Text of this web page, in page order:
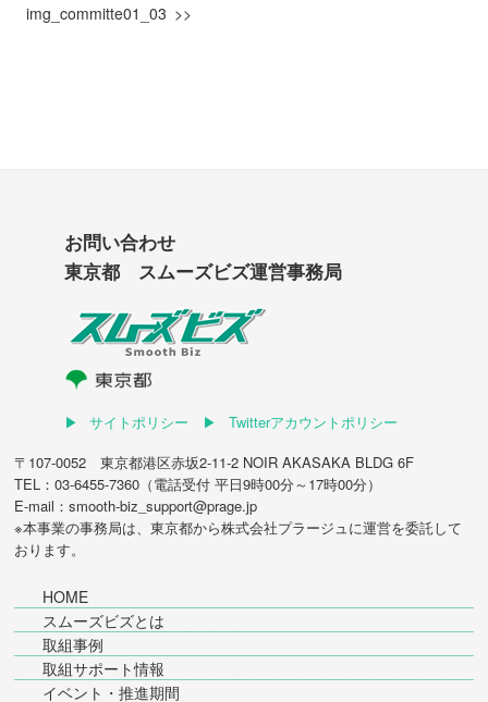
img_committe01_03
お問い合わせ
東京都 スムーズビズ運営事務局
サイトポリシー
Twitterアカウントポリシー
〒107-0052 東京都港区赤坂2-11-2 NOIR AKASAKA BLDG 6F
TEL：03-6455-7360（電話受付 平日9時00分～17時00分）
E-mail：smooth-biz_support@prage.jp
※本事業の事務局は、東京都から株式会社プラージュに運営を委託して
おります。
HOME
スムーズビズとは
取組事例
取組サポート情報
イベント・推進期間